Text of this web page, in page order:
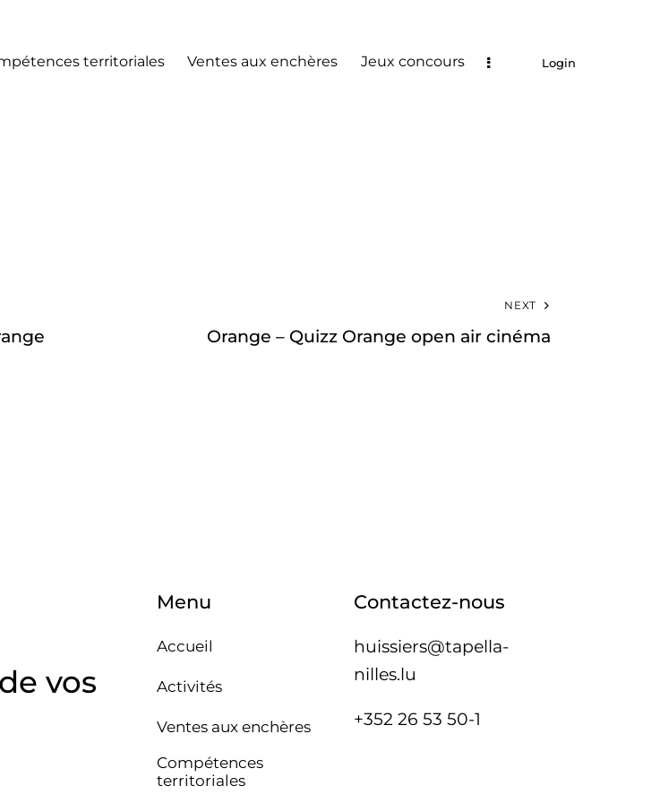
territoriales Ventes aux enchères Jeux concours Login
NEXT
Orange – Quizz Orange open air cinéma
vos
Menu
Accueil
Activités
Ventes aux enchères
Compétences
territoriales
Contactez-nous
huissiers@tapella-
nilles.lu
+352 26 53 50-1